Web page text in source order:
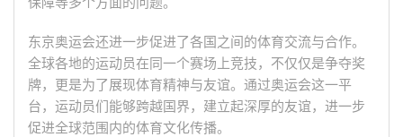
东京奥运会还进一步促进了各国之间的体育交流与合作。
全球各地的运动员在同一个赛场上竞技，不仅仅是争夺奖
牌，更是为了展现体育精神与友谊。通过奥运会这一平
台，运动员们能够跨越国界，建立起深厚的友谊，进一步
促进全球范围内的体育文化传播。